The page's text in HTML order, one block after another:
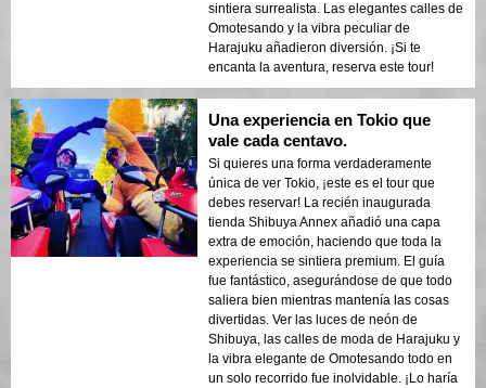
sintiera surrealista. Las elegantes calles de
Omotesando y la vibra peculiar de
Harajuku añadieron diversión. ¡Si te
encanta la aventura, reserva este tour!
Una experiencia en Tokio que
vale cada centavo.
Si quieres una forma verdaderamente
única de ver Tokio, ¡este es el tour que
debes reservar! La recién inaugurada
tienda Shibuya Annex añadió una capa
extra de emoción, haciendo que toda la
experiencia se sintiera premium. El guía
fue fantástico, asegurándose de que todo
saliera bien mientras mantenía las cosas
divertidas. Ver las luces de neón de
Shibuya, las calles de moda de Harajuku y
la vibra elegante de Omotesando todo en
un solo recorrido fue inolvidable. ¡Lo haría